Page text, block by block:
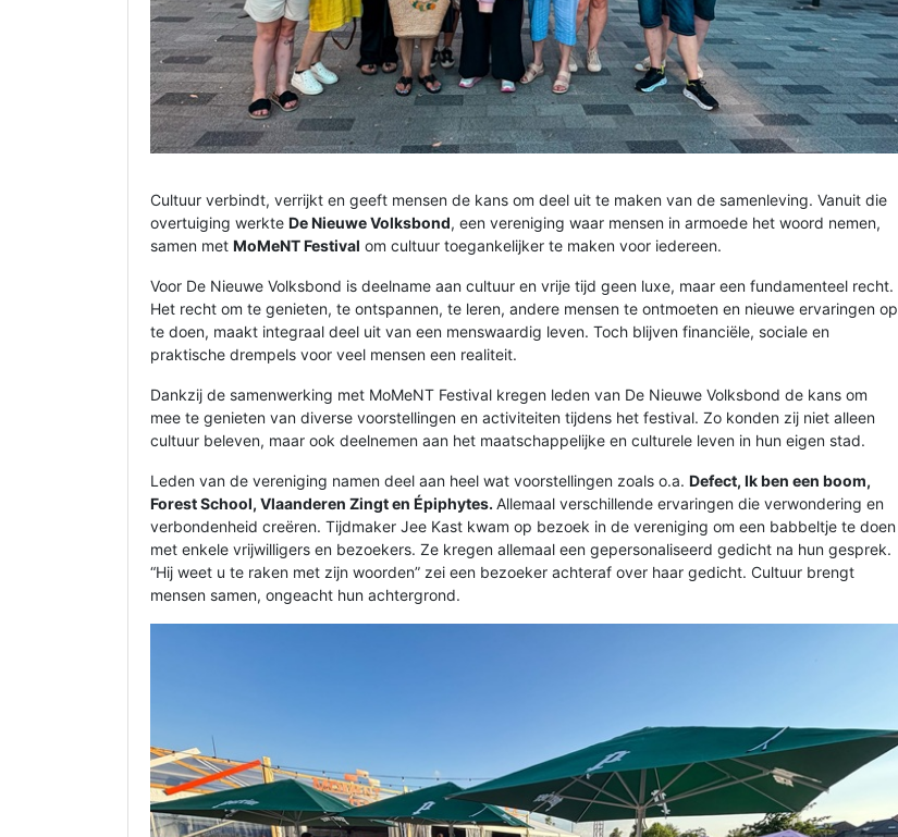
Cultuur verbindt, verrijkt en geeft mensen de kans om deel uit te maken van de samenleving. Vanuit die
overtuiging werkte De Nieuwe Volksbond, een vereniging waar mensen in armoede het woord nemen,
samen met MoMeNT Festival om cultuur toegankelijker te maken voor iedereen.
Voor De Nieuwe Volksbond is deelname aan cultuur en vrije tijd geen luxe, maar een fundamenteel recht.
Het recht om te genieten, te ontspannen, te leren, andere mensen te ontmoeten en nieuwe ervaringen op
te doen, maakt integraal deel uit van een menswaardig leven. Toch blijven financiële, sociale en
praktische drempels voor veel mensen een realiteit.
Dankzij de samenwerking met MoMeNT Festival kregen leden van De Nieuwe Volksbond de kans om
mee te genieten van diverse voorstellingen en activiteiten tijdens het festival. Zo konden zij niet alleen
cultuur beleven, maar ook deelnemen aan het maatschappelijke en culturele leven in hun eigen stad.
Leden van de vereniging namen deel aan heel wat voorstellingen zoals o.a. Defect, Ik ben een boom,
Forest School, Vlaanderen Zingt en Épiphytes. Allemaal verschillende ervaringen die verwondering en
verbondenheid creëren. Tijdmaker Jee Kast kwam op bezoek in de vereniging om een babbeltje te doen
met enkele vrijwilligers en bezoekers. Ze kregen allemaal een gepersonaliseerd gedicht na hun gesprek.
“Hij weet u te raken met zijn woorden” zei een bezoeker achteraf over haar gedicht. Cultuur brengt
mensen samen, ongeacht hun achtergrond.